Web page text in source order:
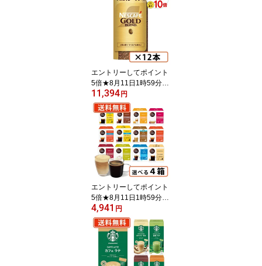
エントリーしてポイント
5倍★8月11日1時59分ま
で！【エントリー＆スタ
ンプラリー☆ポイント最
大10倍】ネスカフェ ゴ
ールドブレンド エコ＆シ
ステムパック 95g×12本
【送料無料(一部地域を除
く)】◆
11,394 円
エントリーしてポイント
5倍★8月11日1時59分ま
で！ネスカフェ ドルチェ
グスト 専用カプセル 11
種類から選べる4箱セッ
ト ドルチェ 【送料無料
(一部地域を除く)】
4,941 円